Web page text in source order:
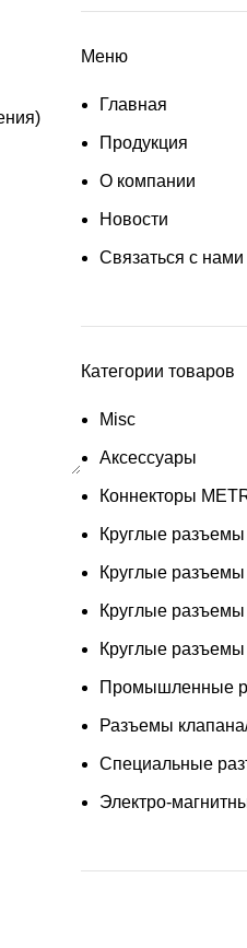
Меню
Главная
Продукция
О компании
Новости
Связаться с нами
Категории товаров
Misc
Аксессуары
Коннекторы
Круглые разъемы
Круглые разъемы
Круглые
Круглые
Промышленные
Разъемы
Специальные
Электро-